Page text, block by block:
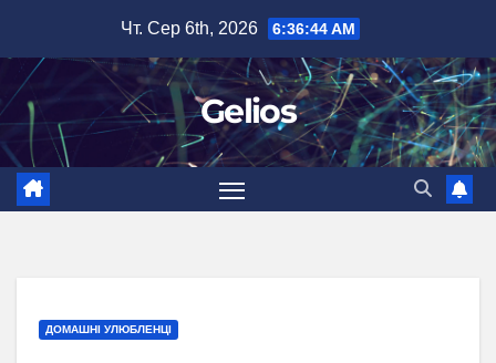
вмісту
Чт. Сер 6th, 2026 6:36:45 AM
Gelios
ДОМАШНІ УЛЮБЛЕНЦІ